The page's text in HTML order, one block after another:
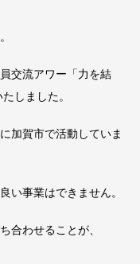
交流アワー「力を結
しました。
加賀市で活動していま
い事業はできません。
合わせることが、